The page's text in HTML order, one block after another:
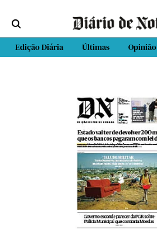
Edição Diária Últimas Opinião